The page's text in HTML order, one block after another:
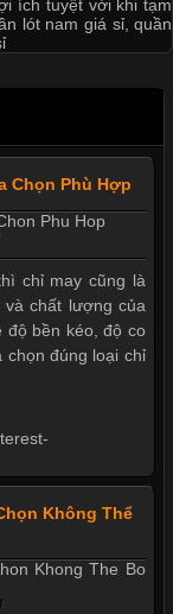
ích tuyệt vời khi tạm
lót nam giá sỉ,quần
Chọn Phù Hợp
chỉ may cũng là
chất lượng của
độ bền kéo, độ co
chọn đúng loại chỉ
Không Thể
thu 2017
nữ 2017